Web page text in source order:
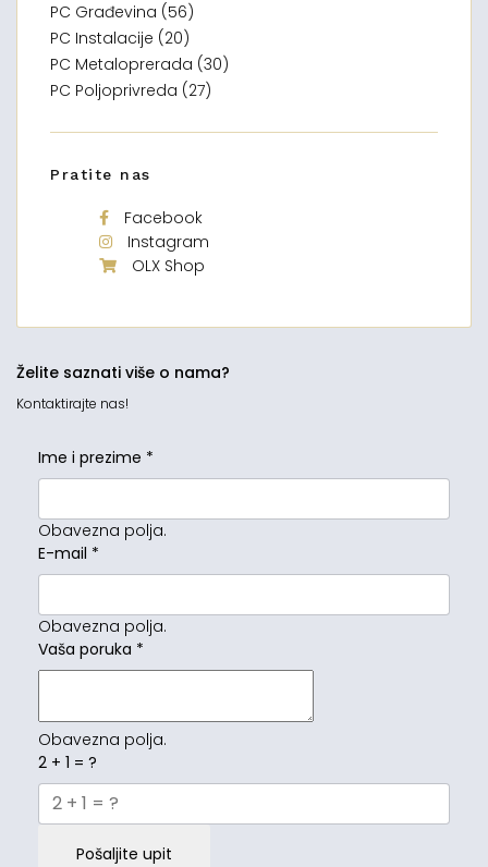
PC Građevina (56)
PC Instalacije (20)
PC Metaloprerada (30)
PC Poljoprivreda (27)
Pratite nas
Facebook
Instagram
OLX Shop
Želite saznati više o nama?
Kontaktirajte nas!
Ime i prezime *
Obavezna polja.
E-mail *
Obavezna polja.
Vaša poruka *
Obavezna polja.
2 + 1 = ?
Pošaljite upit